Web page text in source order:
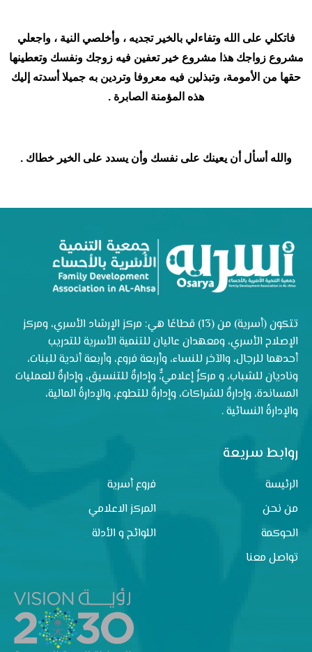
فاتكلي على الله وتفاءلي بالخير تجديه ، وأخلصي النية ، واجعلي
مشروع زواجك هذا مشروع خير تعفين فيه زوجك ونفسك وتعطينها
حقها من الأمومة، وتبذلين فيه معروفا وتردين به جميلا أسدته إليك
هذه المؤمنة الصابرة .
والله أسأل أن يعينك على نفسك وأن يسدد على الخير خطاك .
تتكون (أسرية) من (13) قطاعًا هي: مركز الإرشاد الأسري، ومركز
الإصلاح الأسري، ومعهدان عاليان للتنمية الأسرية للتدريب
أحدهما للرجال، والآخر للنساء، وأربعة فروع، وأربعة أندية للبنات،
وناديان للشباب، و مركزٌ إعلاميٌّ، وإدارةٌ للتنسيق، وإدارةٌ للعمليات
المساندة، وإدارةٌ للشراكات، وإدارةٌ للتطوع، والإدارةُ المالية،
والإدارةُ النسائية .
روابط سريعة
الرئيسة
فروع أسرية
من نحن
المركز الاعلامي
الحوكمة
اللوائح و الأدلة
تواصل معنا